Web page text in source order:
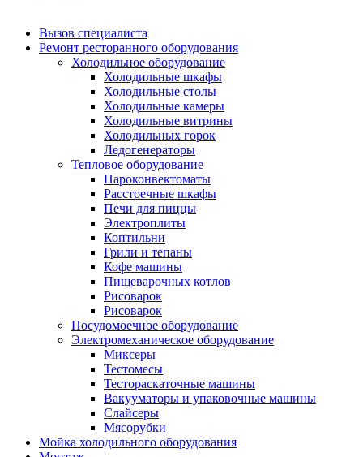
Вызов специалиста
Ремонт ресторанного оборудования
Холодильное оборудование
Холодильные шкафы
Холодильные столы
Холодильные камеры
Холодильные витрины
Холодильных горок
Ледогенераторы
Тепловое оборудование
Пароконвектоматы
Расстоечные шкафы
Печи для пиццы
Электроплиты
Коптильни
Грили и тепаны
Кофе машины
Пищеварочных котлов
Рисоварок
Рисоварок
Посудомоечное оборудование
Электромеханическое оборудование
Миксеры
Тестомесы
Тестораскаточные машины
Вакууматоры и упаковочные машины
Слайсеры
Мясорубки
Мойка холодильного оборудования